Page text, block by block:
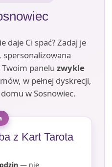
daje Ci spać? Zadaj je
panelu zwykle
w pełnej dyskrecji,
w Sosnowiec.
z Kart Tarota
— nie